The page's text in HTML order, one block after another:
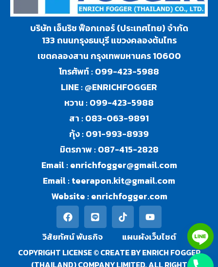
บริษัท เอ็นริช ฟ็อกเกอร์ (ประเทศไทย) จำกัด
133 ถนนกรุงธนบุรี แขวงคลองต้นไทร
เขตคลองสาน กรุงเทพมหานคร 10600
โทรศัพท์ :099-423-5988
LINE :@ENRICHFOGGER
หวาน :099-423-5988
สา :083-063-9891
กุ้ง :091-993-8939
มิตรภาพ :087-415-2828
Email :enrichfogger@gmail.com
Email :teerapon.kit@gmail.com
Website :enrichfogger.com
วิสัยทัศน์ พันธกิจ​ แผนผังเว็บไซต์
COPYRIGHT LICENSE © CREATE BY ENRICH FOGGER
(THAILAND) COMPANY LIMITED, ALL RIGHT